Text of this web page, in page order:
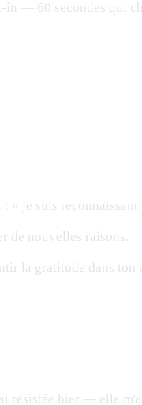
in — 60 secondes qui
« je suis
de nouvelles raisons.
la gratitude dans
résistée hier — elle